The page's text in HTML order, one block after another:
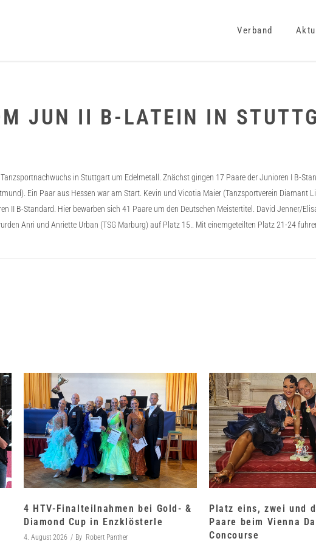
Verband
JUN II B-LATEIN IN
in Stuttgart um Edelmetall. Znächst gingen 17 Paare der Junioren I B-
Ein Paar aus Hessen war am Start. Kevin und Vicotia Maier (Tanzsportverein
II B-Standard. Hier bewarben sich 41 Paare um den Deutschen Meistertitel. David Jenner/
Anri und Anriette Urban (TSG Marburg) auf Platz 15.. Mit einemgeteilten Platz 21-24
4 HTV-Finalteilnahmen bei Gold- &
Diamond Cup in Enzklösterle
4. August 2026 By Robert Panther
Platz eins, zwei und
Paare beim Vienna
Concourse